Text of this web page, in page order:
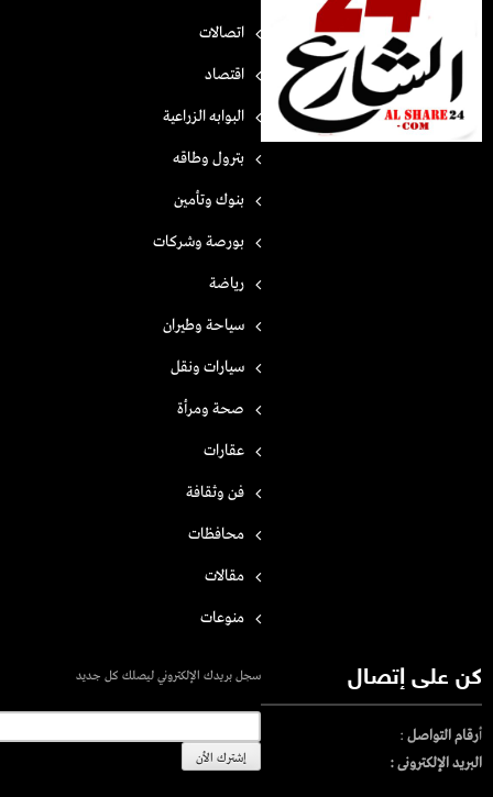
اتصالات
اقتصاد
البوابه الزراعية
بترول وطاقه
بنوك وتأمين
بورصة وشركات
رياضة
سياحة وطيران
سيارات ونقل
صحة ومرأة
عقارات
فن وثقافة
محافظات
مقالات
منوعات
كن على إتصال
أرقام التواصل :
البريد الإلكترونى :
سجل بريدك الإلكتروني ليصلك كل جديد